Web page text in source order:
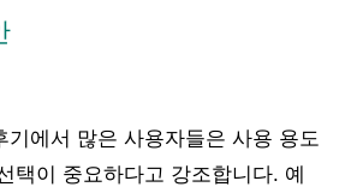
기에서 많은 사용자들은 사용 용도
택이 중요하다고 강조합니다. 예